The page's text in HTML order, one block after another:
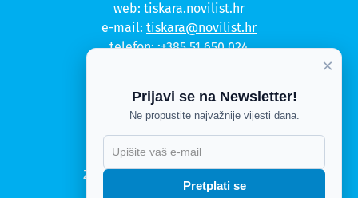
web: tiskara.novilist.hr
e-mail: tiskara@novilist.hr
telefon::+385 51 650 024
Kontakt
Politika privatnosti
Politika kolačića
Zahtjev za pristup informacijama
Impressum
×
Prijavi se na Newsletter!
Ne propustite najvažnije vijesti dana.
Pretplati se